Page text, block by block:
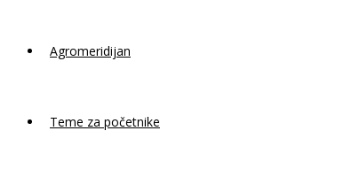
Agromeridijan
Teme za početnike